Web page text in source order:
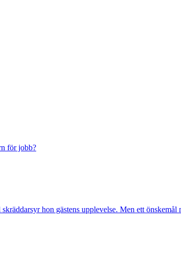
för jobb?
hon gästens upp­levelse. Men ett önskemål